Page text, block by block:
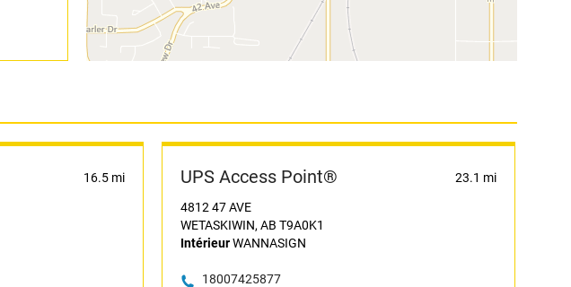
16.5 mi UPS Access Point® 23.1 mi
4812 47 AVE
WETASKIWIN, AB T9A0K1
IntérieurWANNASIGN
18007425877